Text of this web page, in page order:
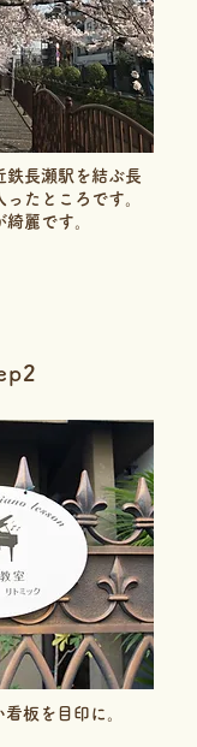
鉄長瀬駅を結ぶ長
たところです。
麗です。
看板を 目印に。